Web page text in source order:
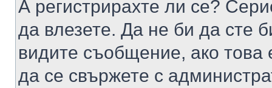
А регистрирахте ли се?
да влезете. Да не би да сте
видите съобщение, ако това
да се свържете с